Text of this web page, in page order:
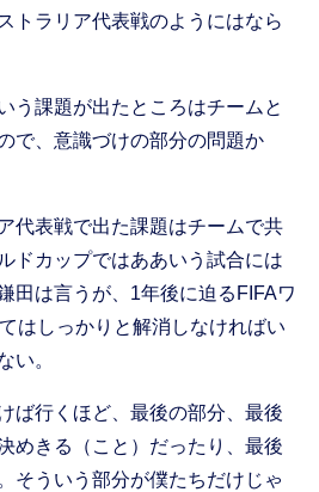
トラリア代表戦のようにはなら
う課題が出たところはチームと
で、意識づけの部分の問題か
代表戦で出た課題はチームで共
ドカップではああいう試合には
田は言うが、1年後に迫るFIFAワ
はしっかりと解消しなければい
い。
ば行くほど、最後の部分、最後
めきる（こと）だったり、最後
そういう部分が僕たちだけじゃ